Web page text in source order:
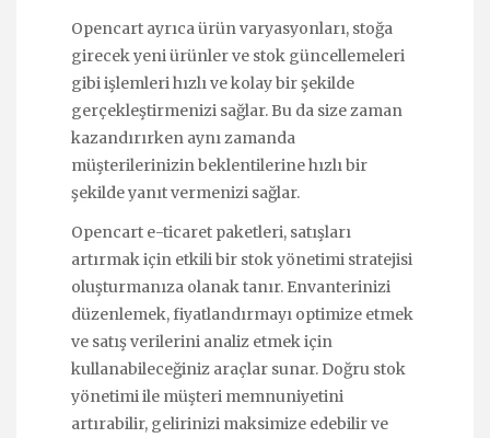
Opencart ayrıca ürün varyasyonları, stoğa
girecek yeni ürünler ve stok güncellemeleri
gibi işlemleri hızlı ve kolay bir şekilde
gerçekleştirmenizi sağlar. Bu da size zaman
kazandırırken aynı zamanda
müşterilerinizin beklentilerine hızlı bir
şekilde yanıt vermenizi sağlar.
Opencart e-ticaret paketleri, satışları
artırmak için etkili bir stok yönetimi stratejisi
oluşturmanıza olanak tanır. Envanterinizi
düzenlemek, fiyatlandırmayı optimize etmek
ve satış verilerini analiz etmek için
kullanabileceğiniz araçlar sunar. Doğru stok
yönetimi ile müşteri memnuniyetini
artırabilir, gelirinizi maksimize edebilir ve